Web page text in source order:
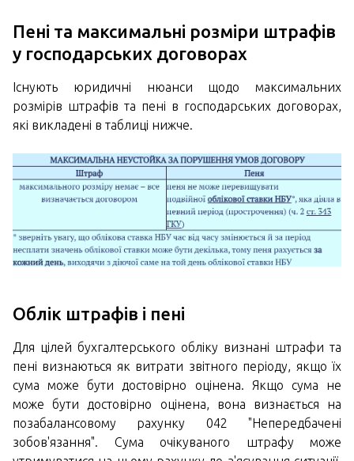
Пені та максимальні розміри штрафів
у господарських договорах
Існують юридичні нюанси щодо максимальних
розмірів штрафів та пені в господарських договорах,
які викладені в таблиці нижче.
Облік штрафів і пені
Для цілей бухгалтерського обліку визнані штрафи та
пені визнаються як витрати звітного періоду, якщо їх
сума може бути достовірно оцінена. Якщо сума не
може бути достовірно оцінена, вона визнається на
позабалансовому рахунку 042 "Непередбачені
зобов'язання". Сума очікуваного штрафу може